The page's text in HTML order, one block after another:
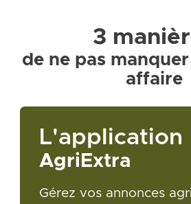
3
de ne pas
affaire
L'application
AgriExtra
Gérez vos annonces